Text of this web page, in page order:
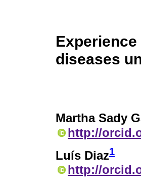
diseases
Martha Sady
http://
Luís Diaz1
http://